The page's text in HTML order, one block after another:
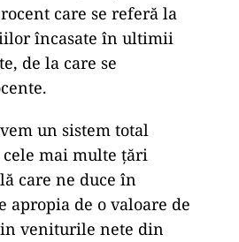
care se referă la
încasate în ultimii
de la care se
un sistem total
mai multe țări
care ne duce în
apropia de o valoare de
veniturile nete din